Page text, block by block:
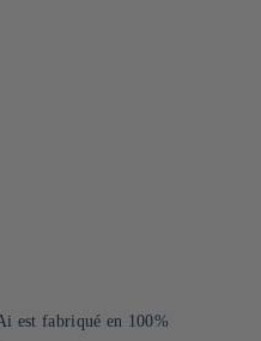
est fabriqué en 100%